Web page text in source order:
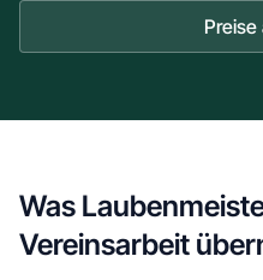
Preise
Was
Vereinsarbeit